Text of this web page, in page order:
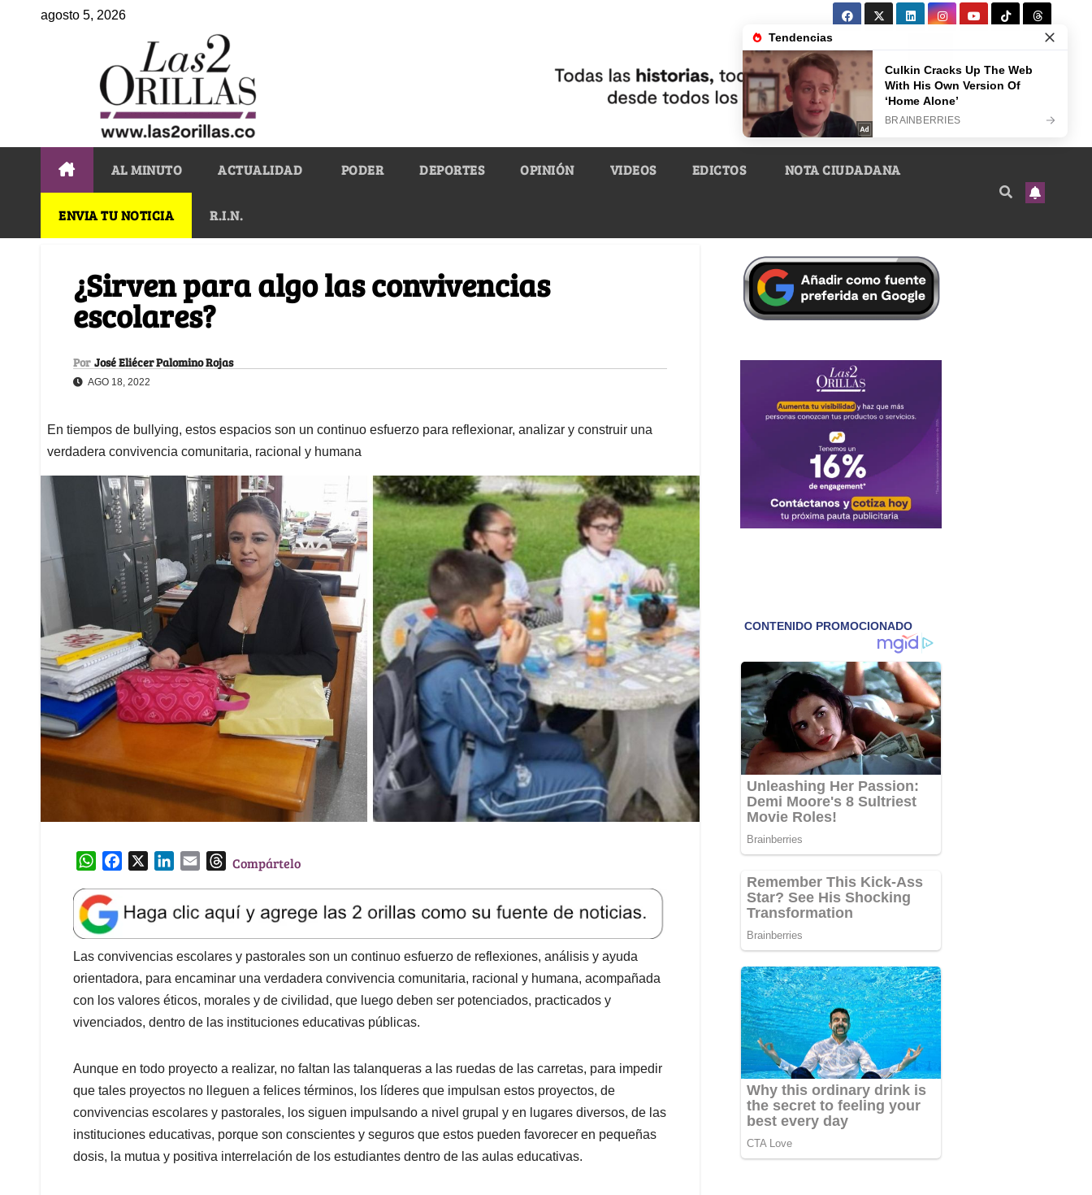
agosto 5, 2026
AL MINUTO ACTUALIDAD PODER DEPORTES OPINIÓN VIDEOS EDICTOS NOTA CIUDADANA
ENVIA TU NOTICIA R.I.N.
¿Sirven para algo las convivencias
escolares?
Por José Eliécer Palomino Rojas
AGO 18, 2022
En tiempos de bullying, estos espacios son un continuo esfuerzo para reflexionar, analizar y construir una
verdadera convivencia comunitaria, racional y humana
W
a
t
s
A
p
p
e
b
o
o
k
k
e
d
I
n
l
T
e
a
d
s
Compártelo
Las convivencias escolares y pastorales son un continuo esfuerzo de reflexiones, análisis y ayuda
orientadora, para encaminar una verdadera convivencia comunitaria, racional y humana, acompañada
con los valores éticos, morales y de civilidad, que luego deben ser potenciados, practicados y
vivenciados, dentro de las instituciones educativas públicas.
Aunque en todo proyecto a realizar, no faltan las talanqueras a las ruedas de las carretas, para impedir
que tales proyectos no lleguen a felices términos, los líderes que impulsan estos proyectos, de
convivencias escolares y pastorales, los siguen impulsando a nivel grupal y en lugares diversos, de las
instituciones educativas, porque son conscientes y seguros que estos pueden favorecer en pequeñas
dosis, la mutua y positiva interrelación de los estudiantes dentro de las aulas educativas.